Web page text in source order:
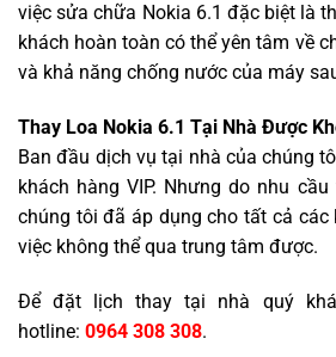
việc sửa chữa Nokia 6.1 đặc biệt là
khách hoàn toàn có thể yên tâm về
và khả năng chống nước của máy
Thay Loa Nokia 6.1 Tại Nhà Được
Ban đầu dịch vụ tại nhà của chúng
khách hàng VIP. Nhưng do nhu
chúng tôi đã áp dụng cho tất cả các
việc không thể qua trung tâm được.
Để đặt lịch thay tại nhà quý
hotline: 0964 308 308.